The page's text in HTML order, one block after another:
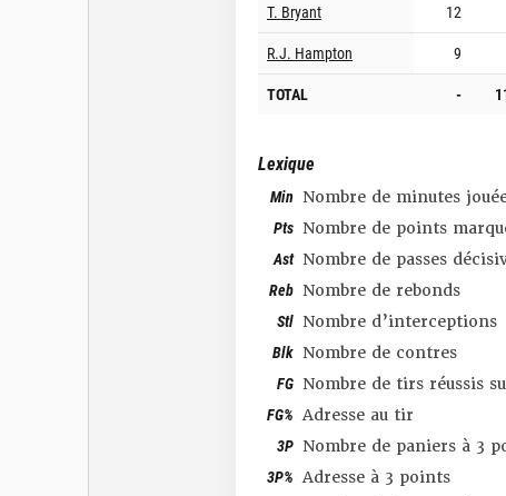
T. Bryant
12
R.J. Hampton
9
TOTAL
-
Lexique
Min Nombre de minutes
Pts Nombre de points
Ast Nombre de passes
Reb Nombre de rebonds
Stl Nombre d’interceptions
Blk Nombre de contres
FG Nombre de tirs réussis
FG% Adresse au tir
3P Nombre de paniers à 3
3P% Adresse à 3 points